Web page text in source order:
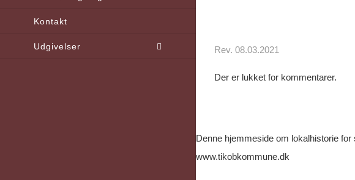
Kontakt
Udgivelser Rev. 08.03.2021
Der er lukket for kommentarer.
Denne hjemmeside om lokalhistorie
www.tikobkommune.dk